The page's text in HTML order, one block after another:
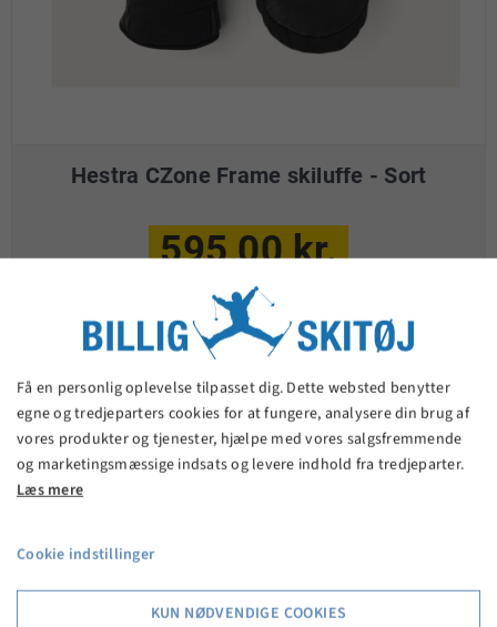
Hestra CZone Frame skiluffe - Sort
595,00 kr.
VIS PRODUKT
Få en personlig oplevelse tilpasset dig. Dette websted benytter
egne og tredjeparters cookies for at fungere, analysere din brug af
vores produkter og tjenester, hjælpe med vores salgsfremmende
og marketingsmæssige indsats og levere indhold fra tredjeparter.
Læs mere
Cookie indstillinger
KUN NØDVENDIGE COOKIES